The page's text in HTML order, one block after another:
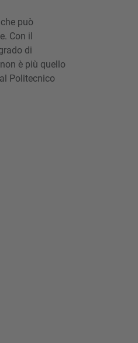
può
Con il
di
è più quello
Politecnico